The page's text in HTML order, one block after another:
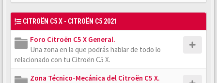
CITROËN C5 X - CITROËN C5 2021
Foro Citroën C5 X General.
Una zona en la que podrás hablar de todo lo
relacionado con tu Citroën C5 X.
Zona Técnico-Mecánica del Citroën C5 X.